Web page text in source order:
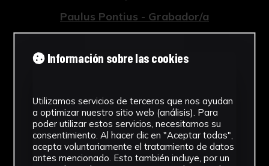
Paulus Pontius - Grabador/a
Grabados
1759
Estilo
Barroco
Información sobre las cookies
Utilizamos servicios de terceros que nos ayudan
a optimizar nuestro sitio web (análisis). Para
poder utilizar estos servicios, necesitamos su
consentimiento. Al hacer clic en "Aceptar todas",
acepta voluntariamente el tratamiento de datos
antes mencionado. Esto también incluye, por un